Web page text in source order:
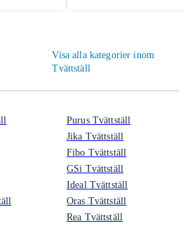
Visa alla kategorier inom
Tvättställ
Purus Tvättställ
Jika Tvättställ
Fibo Tvättställ
GSi Tvättställ
Ideal Tvättställ
Oras Tvättställ
Rea Tvättställ